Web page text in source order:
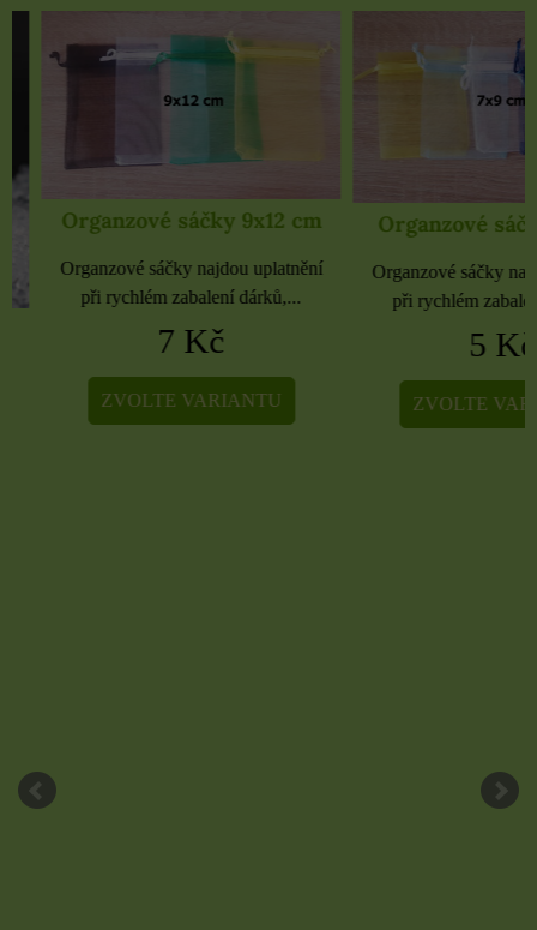
Organzové sáčky 9x12 cm
Organzové sáčky najdou uplatnění
při rychlém zabalení dárků,...
7 Kč
ZVOLTE VARIANTU
Organzové sáčky
Organzové sáčky
při rychlém zabalení
5 Kč
ZVOLTE